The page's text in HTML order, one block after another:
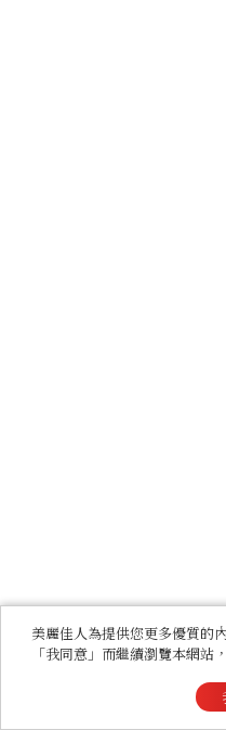
美麗佳人為提供您更多優質的
「我同意」而繼續瀏覽本網站